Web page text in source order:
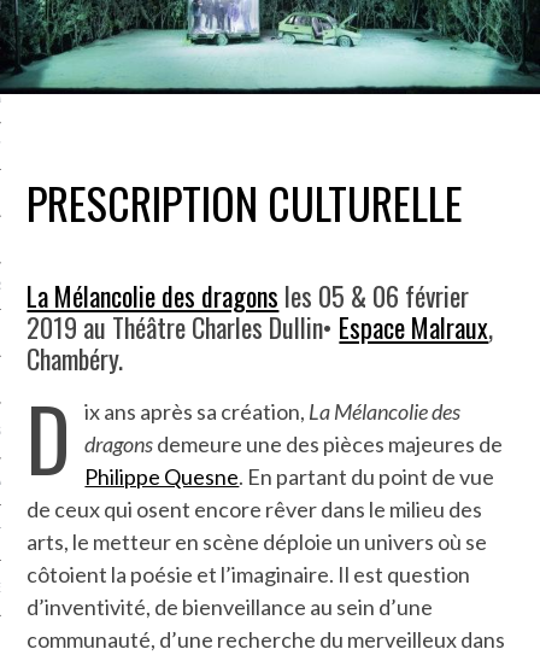
BONHEUR
GUERRE
EN VOD
PRESCRIPTION CULTURELLE
La Mélancolie des dragons les 05 & 06 février
2019 au Théâtre Charles Dullin• Espace Malraux,
Chambéry.
D ix ans après sa création, La Mélancolie des
dragonsdemeure une des pièces majeures de
Philippe Quesne. En partant du point de vue
de ceux qui osent encore rêver dans le milieu des
arts, le metteur en scène déploie un univers où se
côtoient la poésie et l’imaginaire. Il est question
d’inventivité, de bienveillance au sein d’une
communauté, d’une recherche du merveilleux dans